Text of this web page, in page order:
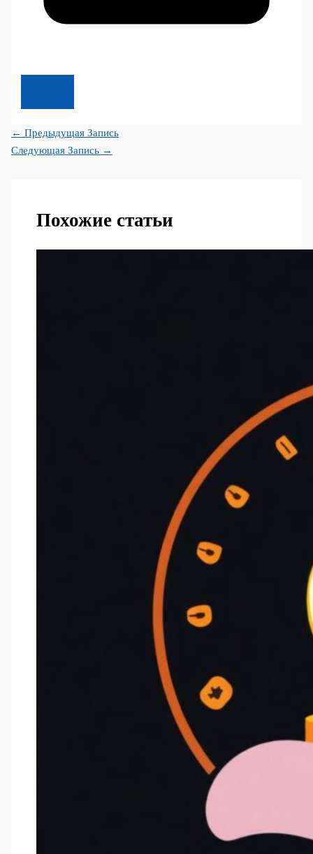
← Предыдущая Запись
Следующая Запись →
Похожие статьи